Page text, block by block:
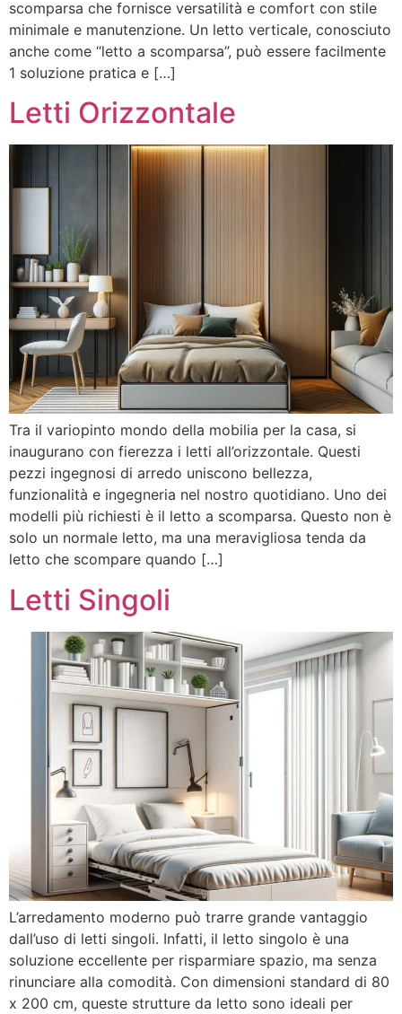
scomparsa che fornisce versatilità e comfort con stile
minimale e manutenzione. Un letto verticale, conosciuto
anche come “letto a scomparsa”, può essere facilmente
1 soluzione pratica e […]
Letti Orizzontale
Tra il variopinto mondo della mobilia per la casa, si
inaugurano con fierezza i letti all’orizzontale. Questi
pezzi ingegnosi di arredo uniscono bellezza,
funzionalità e ingegneria nel nostro quotidiano. Uno dei
modelli più richiesti è il letto a scomparsa. Questo non è
solo un normale letto, ma una meravigliosa tenda da
letto che scompare quando […]
Letti Singoli
L’arredamento moderno può trarre grande vantaggio
dall’uso di letti singoli. Infatti, il letto singolo è una
soluzione eccellente per risparmiare spazio, ma senza
rinunciare alla comodità. Con dimensioni standard di 80
x 200 cm, queste strutture da letto sono ideali per